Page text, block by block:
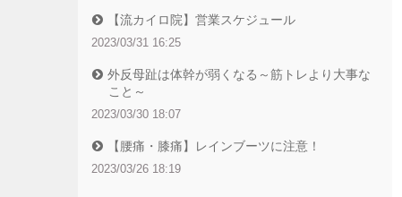
【流カイロ院】営業スケジュール
2023/03/31 16:25
外反母趾は体幹が弱くなる～筋トレより大事な
こと～
2023/03/30 18:07
【腰痛・膝痛】レインブーツに注意！
2023/03/26 18:19